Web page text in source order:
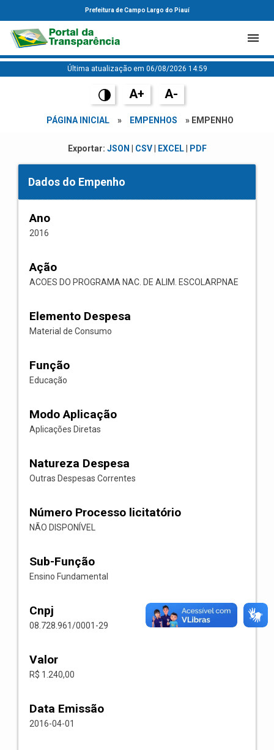
Prefeitura de Campo Largo do Piauí
Última atualização em 06/08/2026 14:59
A+ A-
PÁGINA INICIAL » EMPENHOS » EMPENHO
Exportar: JSON CSV| EXCEL| PDF
Dados do Empenho
Ano
2016
Ação
ACOES DO PROGRAMA NAC. DE ALIM. ESCOLARPNAE
Elemento Despesa
Material de Consumo
Função
Educação
Modo Aplicação
Aplicações Diretas
Natureza Despesa
Outras Despesas Correntes
Número Processo licitatório
NÃO DISPONÍVEL
Sub-Função
Ensino Fundamental
Cnpj
08.728.961/0001-29
Valor
R$ 1.240,00
Data Emissão
2016-04-01